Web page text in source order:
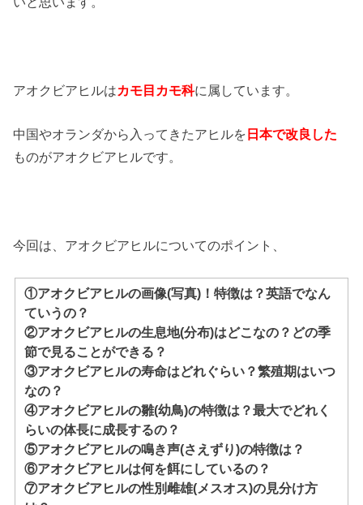
アオクビアヒルはカモ目カモ科に属しています。
中国やオランダから入ってきたアヒルを 日本で改良した
ものがアオクビアヒルです。
今回は、アオクビアヒルについてのポイント、
①アオクビアヒルの画像(写真)！特徴は？英語でなん
ていうの？
②アオクビアヒルの生息地(分布)はどこなの？どの季
節で見ることができる？
③アオクビアヒルの寿命はどれぐらい？繁殖期はいつ
なの？
④アオクビアヒルの雛(幼鳥)の特徴は？最大でどれく
らいの体長に成長するの？
⑤アオクビアヒルの鳴き声(さえずり)の特徴は？
⑥アオクビアヒルは何を餌にしているの？
⑦アオクビアヒルの性別雌雄(メスオス)の見分け方